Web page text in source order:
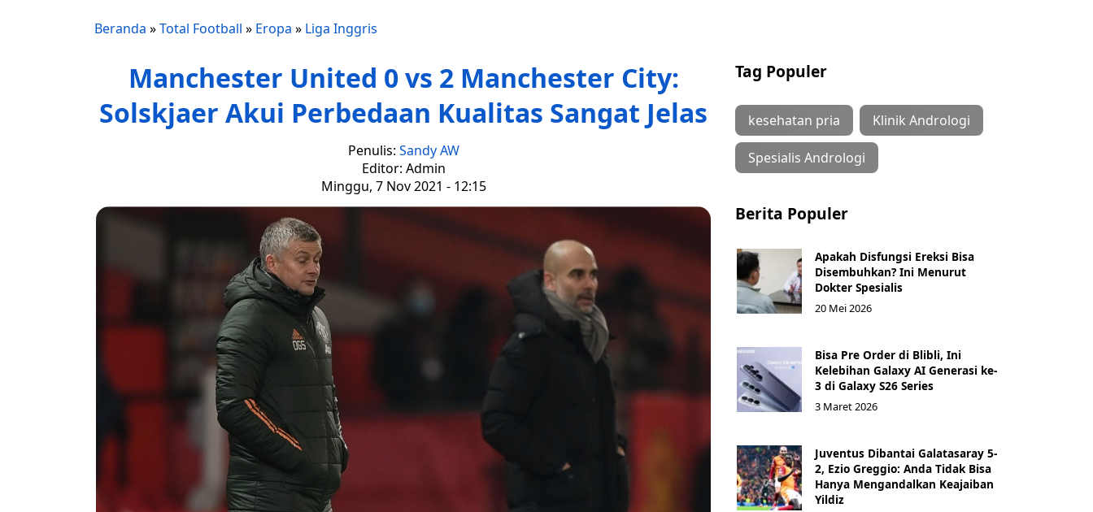
Beranda »Total Football » Eropa » Liga Inggris
Manchester United 0 vs 2 Manchester City:
Solskjaer Akui Perbedaan Kualitas Sangat Jelas
Penulis: Sandy AW
Editor: Admin
Minggu, 7 Nov 2021 - 12:15
Tag Populer
kesehatan pria Klinik Andrologi
Spesialis Andrologi
Berita Populer
Apakah Disfungsi Ereksi Bisa
Disembuhkan? Ini Menurut
Dokter Spesialis
20 Mei 2026
Bisa Pre Order di Blibli, Ini
Kelebihan Galaxy AI Generasi ke-
3 di Galaxy S26 Series
3 Maret 2026
Juventus Dibantai Galatasaray 5-
2, Ezio Greggio: Anda Tidak Bisa
Hanya Mengandalkan Keajaiban
Yildiz